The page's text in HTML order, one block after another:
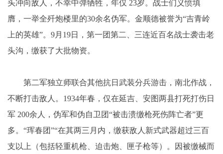
头冲向敌人，不幸中弹牺牲，年仅 23岁。战士们义愤填
膺，一举全歼炮楼里的30余名伪军。金顺德被誉为“吉青岭
上的英雄”。9月19日，第一团第二、三连近百名战士袭击老
头沟，缴获了大批物资。
第二军独立师联合其他抗日武装分兵游击，南北作战，
不断打击敌人。1934年春，仅在延吉、安图两县打死打伤日
军 200余人，伪军和伪自卫团“被击溃缴枪死伤阵亡者”更
多。“珲春团”“在其两三月内，缴获敌人新式武器超过三百
支以上（包括轻重机枪、迫击炮、匣子枪等）。因被缴械而